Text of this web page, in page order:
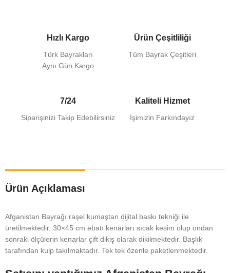
Hızlı Kargo
Türk Bayrakları
Aynı Gün Kargo
Ürün Çeşitliliği
Tüm Bayrak Çeşitleri
7/24
Siparişinizi Takip Edebilirsiniz
Kaliteli Hizmet
İşimizin Farkındayız
Ürün Açıklaması
Afganistan Bayrağı raşel kumaştan dijital baskı tekniği ile
üretilmektedir. 30×45 cm ebatı kenarları sıcak kesim olup ondan
sonraki ölçülerin kenarlar çift dikiş olarak dikilmektedir. Başlık
tarafından kulp takılmaktadır. Tek tek özenle paketlenmektedir.